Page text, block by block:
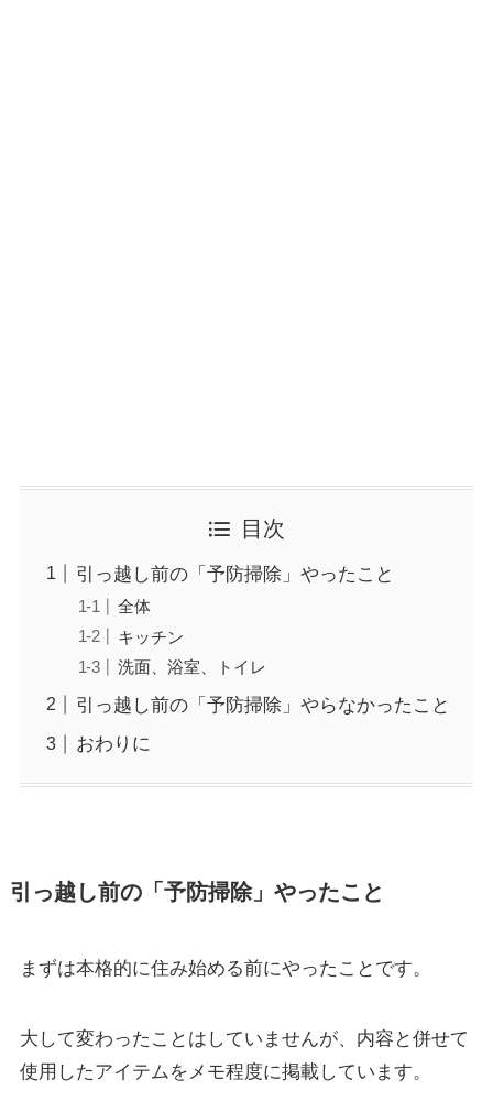
目次
引っ越し前の「予防掃除」やったこと
全体
キッチン
洗面、浴室、トイレ
引っ越し前の「予防掃除」やらなかったこと
おわりに
引っ越し前の「予防掃除」やったこと
まずは本格的に住み始める前にやったことです。
大して変わったことはしていませんが、内容と併せて
使用したアイテムをメモ程度に掲載しています。